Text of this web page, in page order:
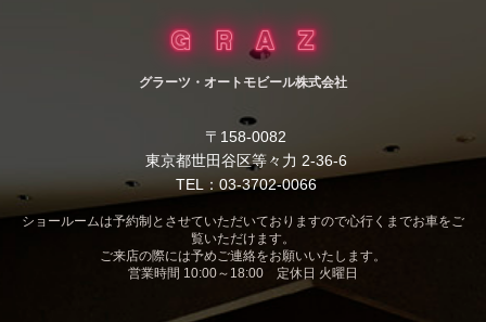
グラーツ・オートモビール株式会社
〒158-0082
東京都世田谷区等々力 2-36-6
TEL：03-3702-0066
ショールームは予約制とさせていただいておりますので心行くまでお車をご
覧いただけます。
ご来店の際には予めご連絡をお願いいたします。
営業時間 10:00～18:00 定休日 火曜日